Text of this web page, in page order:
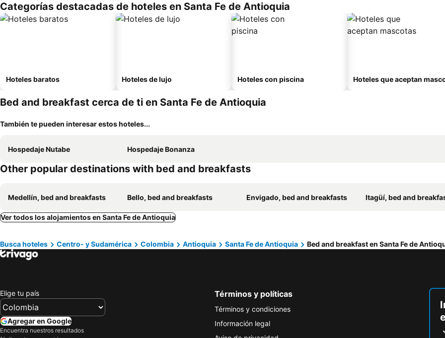
Categorías destacadas de hoteles en Santa Fe de Antioquia
Hoteles baratos Hoteles de lujo Hoteles con piscina Hoteles que aceptan
Bed and breakfast cerca de ti en Santa Fe de Antioquia
También te pueden interesar estos hoteles...
Hospedaje Nutabe Hospedaje Bonanza
Other popular destinations with bed and breakfasts
Medellín, bed and breakfasts Bello, bed and breakfasts Envigado, bed and breakfasts Itagüí, bed and
Ver todos los alojamientos en Santa Fe de Antioquia
Busca hoteles Centro- y Sudamérica Colombia Antioquia Santa Fe de Antioquia Bed and breakfast en Santa Fe de
Elige tu país
Agregar en Google
Encuentra nuestros resultados
Términos y políticas
Términos y condiciones
Información legal